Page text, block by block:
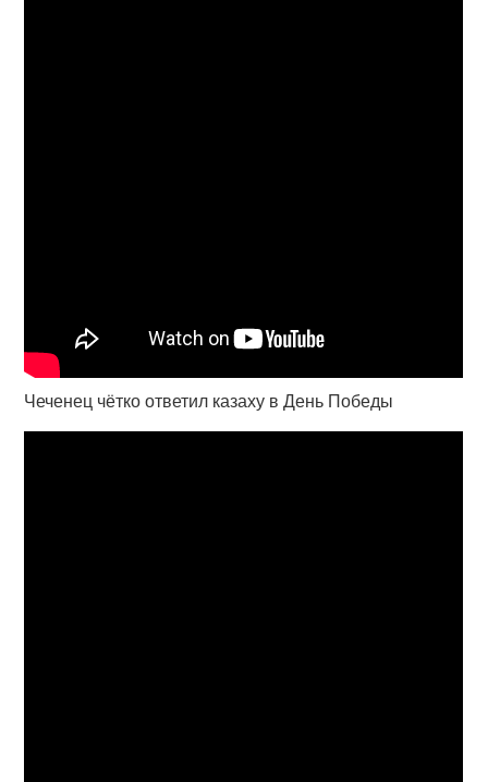
Чеченец чётко ответил казаху в День Победы